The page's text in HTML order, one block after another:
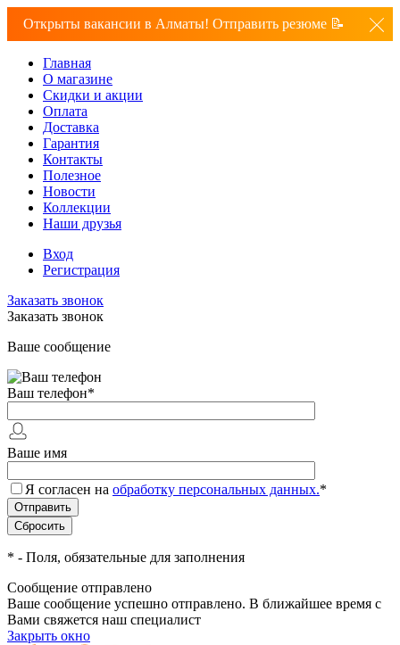
Открыты вакансии в Алматы! Отправить резюме 📝
Главная
О магазине
Скидки и акции
Оплата
Доставка
Гарантия
Контакты
Полезное
Новости
Коллекции
Наши друзья
Вход
Регистрация
Заказать звонок
Заказать звонок
Ваше сообщение
Ваш телефон*
Ваше имя
Я согласен на обработку персональных данных.*
* - Поля, обязательные для заполнения
Сообщение отправлено
Ваше сообщение успешно отправлено. В ближайшее время с
Вами свяжется наш специалист
Закрыть окно